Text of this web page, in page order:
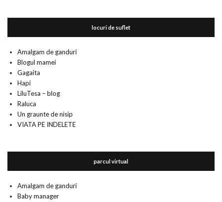
locuri de suflet
Amalgam de ganduri
Blogul mamei
Gagaita
Hapi
LiluTesa – blog
Raluca
Un graunte de nisip
VIATA PE INDELETE
parcul virtual
Amalgam de ganduri
Baby manager